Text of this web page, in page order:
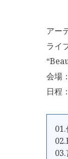
アー
ライ
会場
日程